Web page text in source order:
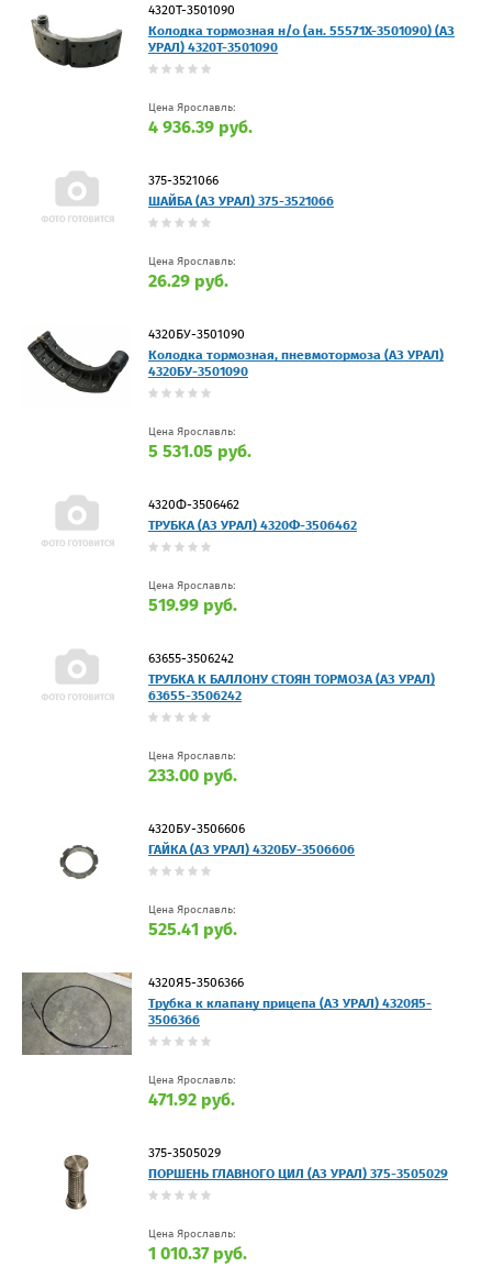
4320Т-3501090
Колодка тормозная н/о (ан. 55571Х-3501090) (АЗ
УРАЛ) 4320Т-3501090
Цена Ярославль:
4 936.39 руб.
375-3521066
ШАЙБА (АЗ УРАЛ) 375-3521066
Цена Ярославль:
26.29 руб.
4320БУ-3501090
Колодка тормозная, пневмотормоза (АЗ УРАЛ)
4320БУ-3501090
Цена Ярославль:
5 531.05 руб.
4320Ф-3506462
ТРУБКА (АЗ УРАЛ) 4320Ф-3506462
Цена Ярославль:
519.99 руб.
63655-3506242
ТРУБКА К БАЛЛОНУ СТОЯН ТОРМОЗА (АЗ УРАЛ)
63655-3506242
Цена Ярославль:
233.00 руб.
4320БУ-3506606
ГАЙКА (АЗ УРАЛ) 4320БУ-3506606
Цена Ярославль:
525.41 руб.
4320Я5-3506366
Трубка к клапану прицепа (АЗ УРАЛ) 4320Я5-
3506366
Цена Ярославль:
471.92 руб.
375-3505029
ПОРШЕНЬ ГЛАВНОГО ЦИЛ (АЗ УРАЛ) 375-3505029
Цена Ярославль:
1 010.37 руб.